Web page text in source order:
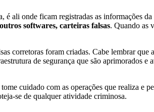
ali onde ficam registradas as informações
softwares, carteiras falsas. Quando as
corretoras foram criadas. Cabe lembrar que
de segurança que são aprimorados
cuidado com as operações que realiza e
se de qualquer atividade criminosa.